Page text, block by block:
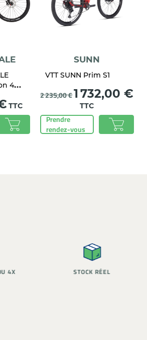
4
TTC
SUNN
VTT SUNN Prim S1
2 235,00 €Prix
1 732,00 €
TTC
Prendre
rendez-vous
4X STOCK RÉEL